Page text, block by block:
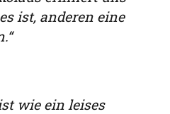
ist, anderen eine
wie ein leises